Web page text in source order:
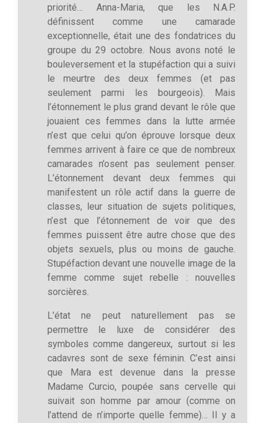
priorité… Anna-Maria, que les N.A.P.
définissent comme une camarade
exceptionnelle, était une des fondatrices du
groupe du 29 octobre. Nous avons noté le
bouleversement et la stupéfaction qui a suivi
le meurtre des deux femmes (et pas
seulement parmi les bourgeois). Mais
l’étonnement le plus grand devant le rôle que
jouaient ces femmes dans la lutte armée
n’est que celui qu’on éprouve lorsque deux
femmes arrivent à faire ce que de nombreux
camarades n’osent pas seulement penser.
L’étonnement devant deux femmes qui
manifestent un rôle actif dans la guerre de
classes, leur situation de sujets politiques,
n’est que l’étonnement de voir que des
femmes puissent être autre chose que des
objets sexuels, plus ou moins de gauche.
Stupéfaction devant une nouvelle image de la
femme comme sujet rebelle : nouvelles
sorcières.
L’état ne peut naturellement pas se
permettre le luxe de considérer des
symboles comme dangereux, surtout si les
cadavres sont de sexe féminin. C’est ainsi
que Mara est devenue dans la presse
Madame Curcio, poupée sans cervelle qui
suivait son homme par amour (comme on
l’attend de n’importe quelle femme)… Il y a